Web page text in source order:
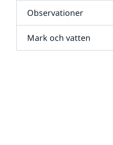
Observationer
Mark och vatten